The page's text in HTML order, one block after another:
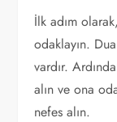
İlk adım
odaklayın.
vardır.
alın ve ona
nefes alın.